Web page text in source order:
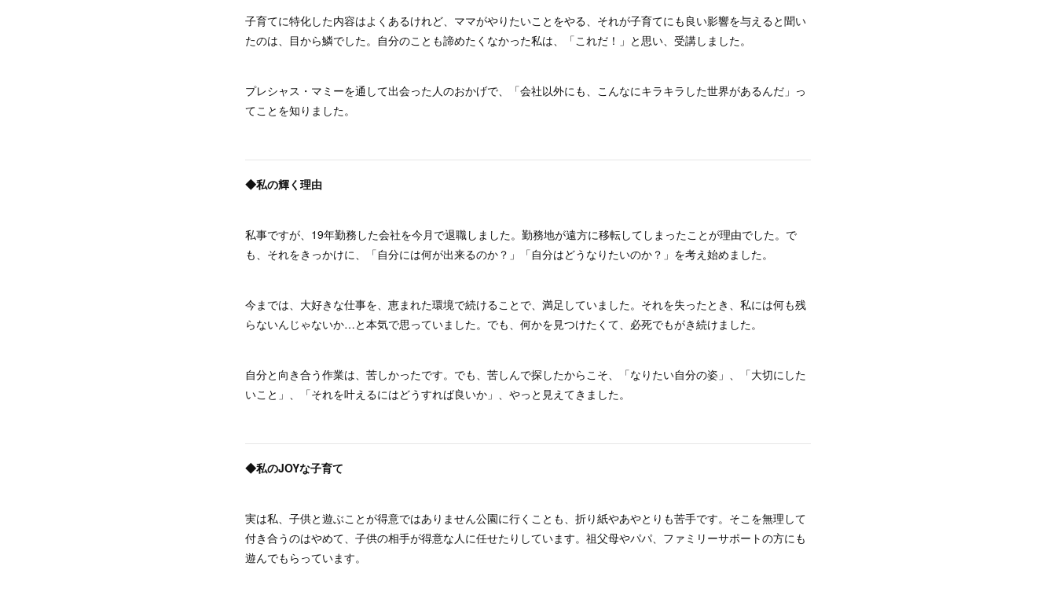
子育てに特化した内容はよくあるけれど、ママがやりたいことをやる、それが子育てにも良い影響を与えると聞い
たのは、目から鱗でした。自分のことも諦めたくなかった私は、「これだ！」と思い、受講しました。
プレシャス・マミーを通して出会った人のおかげで、「会社以外にも、こんなにキラキラした世界があるんだ」っ
てことを知りました。
◆私の輝く理由
私事ですが、19年勤務した会社を今月で退職しました。勤務地が遠方に移転してしまったことが理由でした。で
も、それをきっかけに、「自分には何が出来るのか？」「自分はどうなりたいのか？」を考え始めました。
今までは、大好きな仕事を、恵まれた環境で続けることで、満足していました。それを失ったとき、私には何も残
らないんじゃないか…と本気で思っていました。でも、何かを見つけたくて、必死でもがき続けました。
自分と向き合う作業は、苦しかったです。でも、苦しんで探したからこそ、「なりたい自分の姿」、「大切にした
いこと」、「それを叶えるにはどうすれば良いか」、やっと見えてきました。
◆私のJOYな子育て
実は私、子供と遊ぶことが得意ではありません公園に行くことも、折り紙やあやとりも苦手です。そこを無理して
付き合うのはやめて、子供の相手が得意な人に任せたりしています。祖父母やパパ、ファミリーサポートの方にも
遊んでもらっています。